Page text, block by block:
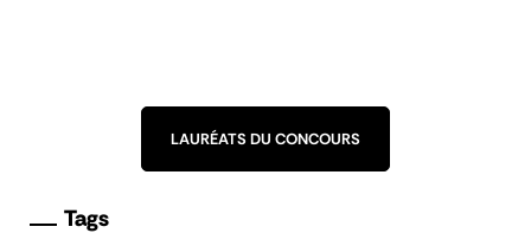
LAURÉATS DU CONCOURS
Tags